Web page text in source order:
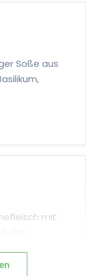
Soße aus
mit